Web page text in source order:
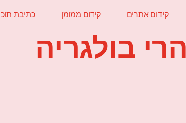
קידום אתרים קידום ממומן כתיבת תוכן
הרי בולגריה